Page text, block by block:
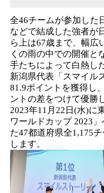
全46チームが参加した
などで結成した強者が
ら上は67歳まで、幅広
くの雨の中での開催と
手たちによって白熱し
新潟県代表「スマイル
81.9ポイントを獲得し
ントの差をつけて優勝
2023年11月22日(水)に
ワールドカップ 2023
た47都道府県全1,175
します。